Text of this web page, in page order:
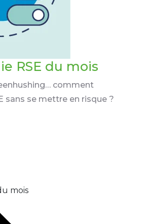
RSE du mois
comment
sans se mettre en risque ?
mois